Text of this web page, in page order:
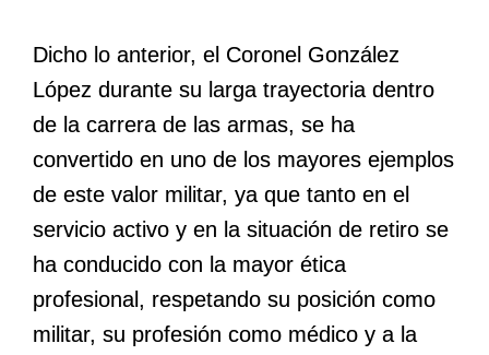
Dicho lo anterior, el Coronel González
López durante su larga trayectoria dentro
de la carrera de las armas, se ha
convertido en uno de los mayores ejemplos
de este valor militar, ya que tanto en el
servicio activo y en la situación de retiro se
ha conducido con la mayor ética
profesional, respetando su posición como
militar, su profesión como médico y a la